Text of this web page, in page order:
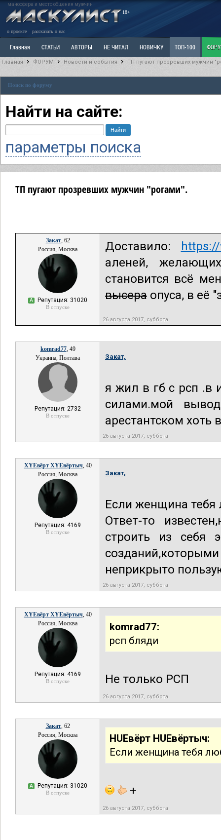
маносфера и место общения мужчин
18+
о проекте рассказать о нас
Главная СТАТЬИ АВТОРЫ НЕ ЧИТАЛ НОВИЧКУ ТОП-100
Ветка: Наболевшее. Выскажись!
РАЗДЕЛ: Разное
Главная ФОРУМ Новости и события ТП пугают прозревших мужчин
Поиск по форуму
Найти на сайте:
параметры поиска
ТП пугают прозревших мужчин "рогами".
Закат, 62
Россия, Москва
А Репутация: 31020
В отпуске
Доставило:
аленей,
становится всё
высера опуса, в её
26 августа 2017, суббота
komrad77, 49
Украина, Полтава
Репутация: 2732
В отпуске
Закат,
я жил в гб с рсп .в
силами.мой
арестантском хоть
26 августа 2017, суббота
XYEвёрт XYEвёртыч, 40
Россия, Москва
Репутация: 4169
В отпуске
Закат,
Если женщина
Ответ-то
строить из себя
неприкрыто
26 августа 2017, суббота
XYEвёрт XYEвёртыч, 40
Россия, Москва
Репутация: 4169
В отпуске
komrad77:
рсп бляди
Не только РСП
26 августа 2017, суббота
Закат, 62
Россия, Москва
А Репутация: 31020
В отпуске
HUEвёрт HUEвёртыч:
Если женщина тебя
+
26 августа 2017, суббота